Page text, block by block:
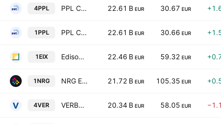
4PPL PPL Corporation 22.61 B EUR 30.67 EUR
1PPL PPL Corporation 22.61 B EUR 30.66 EUR
1EIX Edison International 22.46 B EUR 59.32 EUR
1NRG NRG Energy, Inc. 21.72 B EUR 105.35 EUR
4VER VERBUND AG Class A 20.34 B EUR 58.05 EUR